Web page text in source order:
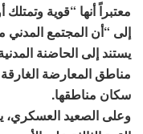
معتبراً أنها “قوية
إلى “أن المجتمع المدني
يستند إلى الحاضنة
مناطق المعارضة
سكان مناطقها.
وعلى الصعيد العسكري،